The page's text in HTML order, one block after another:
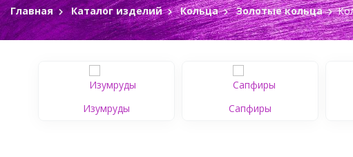
Главная Каталог изделий Кольца Золотые кольца
Изумруды Сапфиры